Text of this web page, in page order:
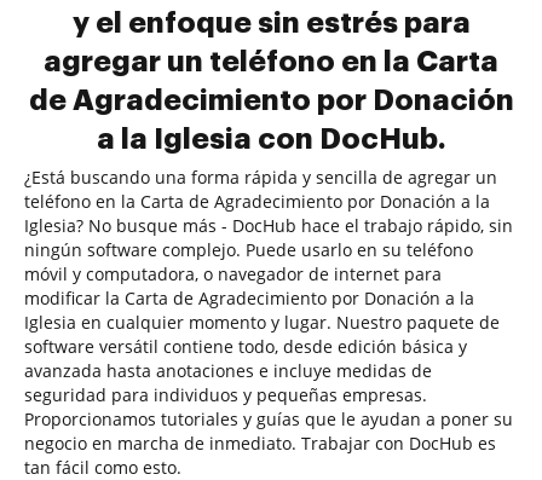
y el enfoque sin estrés para
agregar un teléfono en la Carta
de Agradecimiento por Donación
a la Iglesia con DocHub.
¿Está buscando una forma rápida y sencilla de agregar un
teléfono en la Carta de Agradecimiento por Donación a la
Iglesia? No busque más - DocHub hace el trabajo rápido, sin
ningún software complejo. Puede usarlo en su teléfono
móvil y computadora, o navegador de internet para
modificar la Carta de Agradecimiento por Donación a la
Iglesia en cualquier momento y lugar. Nuestro paquete de
software versátil contiene todo, desde edición básica y
avanzada hasta anotaciones e incluye medidas de
seguridad para individuos y pequeñas empresas.
Proporcionamos tutoriales y guías que le ayudan a poner su
negocio en marcha de inmediato. Trabajar con DocHub es
tan fácil como esto.